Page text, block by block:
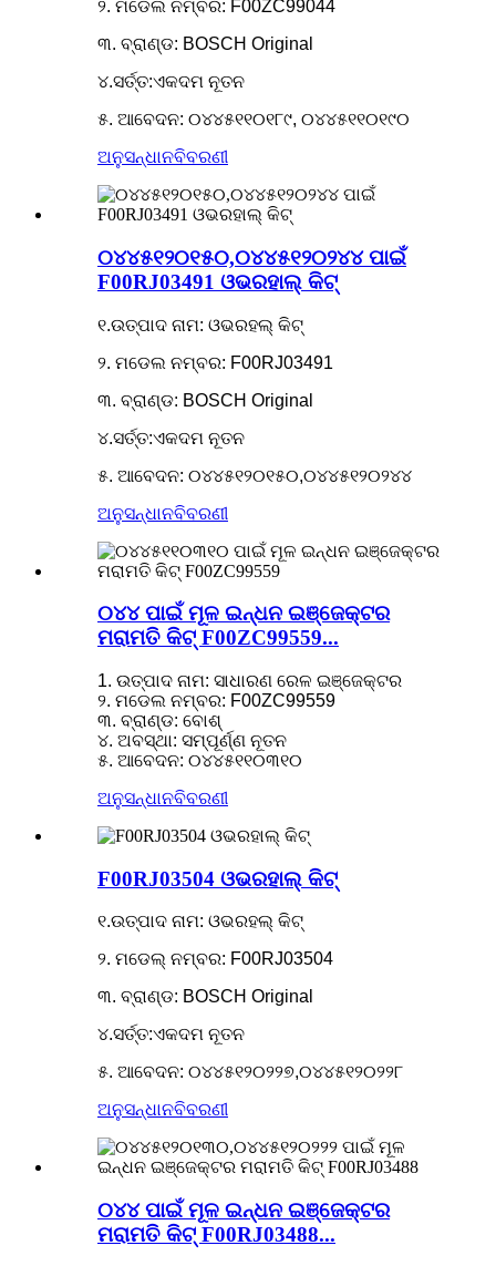
୨. ମଡେଲ ନମ୍ବର: F00ZC99044
୩. ବ୍ରାଣ୍ଡ: BOSCH Original
୪.ସର୍ତ୍ତ:ଏକଦମ ନୂତନ
୫. ଆବେଦନ: ୦୪୪୫୧୧୦୧୮୯, ୦୪୪୫୧୧୦୧୯୦
ଅନୁସନ୍ଧାନବିବରଣୀ
୦୪୪୫୧୨୦୧୫୦,୦୪୪୫୧୨୦୨୪୪ ପାଇଁ
F00RJ03491 ଓଭରହାଲ୍ କିଟ୍
୧.ଉତ୍ପାଦ ନାମ: ଓଭରହଲ୍ କିଟ୍
୨. ମଡେଲ ନମ୍ବର: F00RJ03491
୩. ବ୍ରାଣ୍ଡ: BOSCH Original
୪.ସର୍ତ୍ତ:ଏକଦମ ନୂତନ
୫. ଆବେଦନ: ୦୪୪୫୧୨୦୧୫୦,୦୪୪୫୧୨୦୨୪୪
ଅନୁସନ୍ଧାନବିବରଣୀ
୦୪୪ ପାଇଁ ମୂଳ ଇନ୍ଧନ ଇଞ୍ଜେକ୍ଟର
ମରାମତି କିଟ୍ F00ZC99559...
1. ଉତ୍ପାଦ ନାମ: ସାଧାରଣ ରେଳ ଇଞ୍ଜେକ୍ଟର
୨. ମଡେଲ ନମ୍ବର: F00ZC99559
୩. ବ୍ରାଣ୍ଡ: ବୋଶ୍
୪. ଅବସ୍ଥା: ସମ୍ପୂର୍ଣ୍ଣ ନୂତନ
୫. ଆବେଦନ: ୦୪୪୫୧୧୦୩୧୦
ଅନୁସନ୍ଧାନବିବରଣୀ
F00RJ03504 ଓଭରହାଲ୍ କିଟ୍
୧.ଉତ୍ପାଦ ନାମ: ଓଭରହଲ୍ କିଟ୍
୨. ମଡେଲ୍ ନମ୍ବର: F00RJ03504
୩. ବ୍ରାଣ୍ଡ: BOSCH Original
୪.ସର୍ତ୍ତ:ଏକଦମ ନୂତନ
୫. ଆବେଦନ: ୦୪୪୫୧୨୦୨୨୭,୦୪୪୫୧୨୦୨୨୮
ଅନୁସନ୍ଧାନବିବରଣୀ
୦୪୪ ପାଇଁ ମୂଳ ଇନ୍ଧନ ଇଞ୍ଜେକ୍ଟର
ମରାମତି କିଟ୍ F00RJ03488...